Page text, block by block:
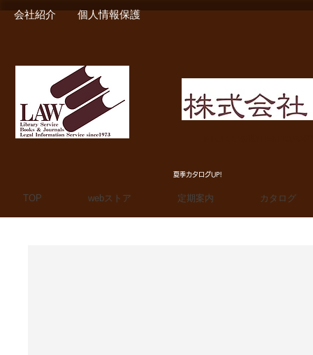
会社紹介 個人情報保護
夏季カタログUP!
TOP webストア 定期案内 カタログ